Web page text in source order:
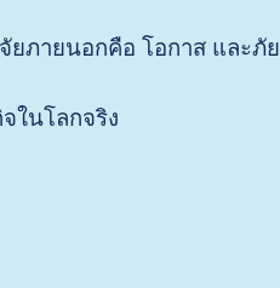
ยภายนอกคือ โอกาส และภัย
ในโลกจริง